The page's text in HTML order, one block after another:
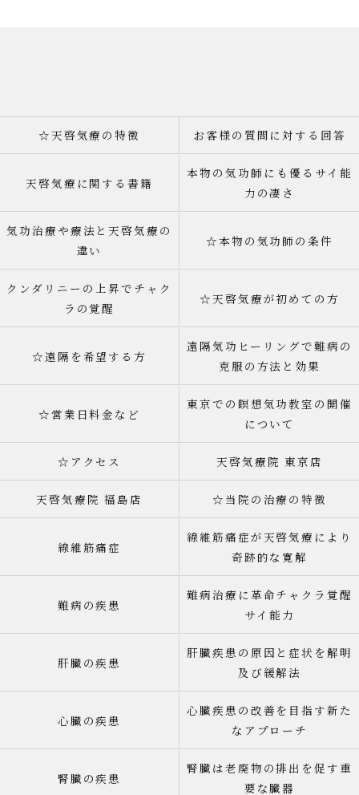
☆天啓気療の特徴 お客様の質問に対する回答
天啓気療に関する書籍
本物の気功師にも優るサイ能
力の凄さ
気功治療や療法と天啓気療の
違い
☆本物の気功師の条件
クンダリニーの上昇でチャク
ラの覚醒
☆天啓気療が初めての方
☆遠隔を希望する方
遠隔気功ヒーリングで難病の
克服の方法と効果
☆営業日料金など
東京での瞑想気功教室の開催
について
☆アクセス 天啓気療院 東京店
天啓気療院 福島店 ☆当院の治療の特徴
線維筋痛症
線維筋痛症が天啓気療により
奇跡的な寛解
難病の疾患
難病治療に革命チャクラ覚醒
サイ能力
肝臓の疾患
肝臓疾患の原因と症状を解明
及び緩解法
心臓の疾患
心臓疾患の改善を目指す新た
なアプローチ
腎臓の疾患
腎臓は老廃物の排出を促す重
要な臓器